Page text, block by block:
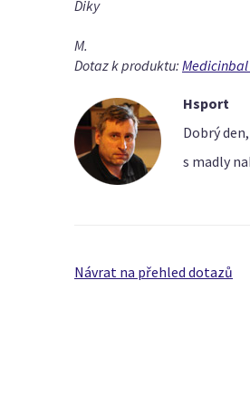
Diky
M.
Dotaz k produktu:
Hsport
Dobrý den,
s madly
Návrat na přehled dotazů